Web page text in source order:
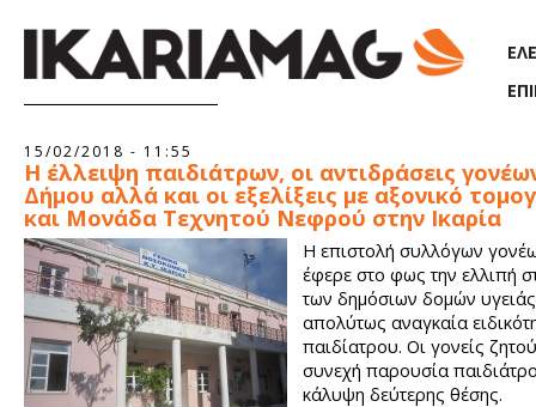
15/02/2018 - 11:55
Η έλλειψη παιδιάτρων, οι αντιδράσεις
Δήμου αλλά και οι εξελίξεις με αξονικό
και Μονάδα Τεχνητού Νεφρού στην Ικαρία
Η επιστολή συλλόγων
έφερε στο φως την ελλιπή
των δημόσιων δομών
απολύτως αναγκαία
παιδίατρου. Οι γονείς
συνεχή παρουσία
κάλυψη δεύτερης θέσης.